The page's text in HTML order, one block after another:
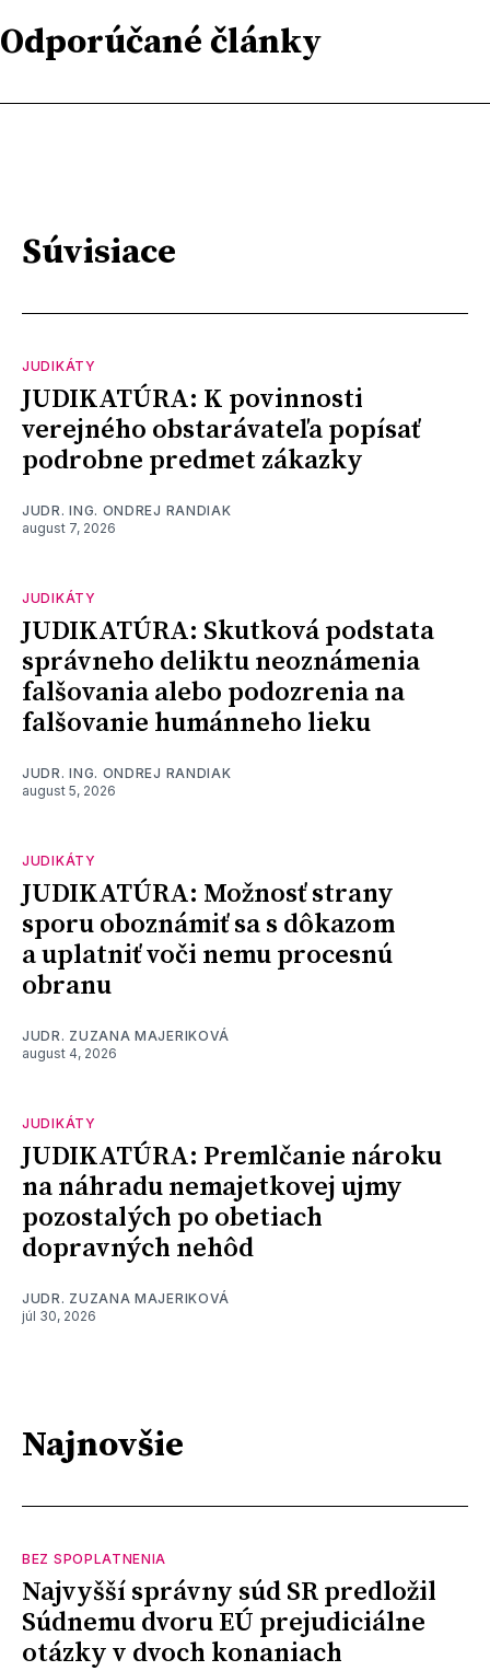
Odporúčané články
Súvisiace
JUDIKÁTY
JUDIKATÚRA: K povinnosti
verejného obstarávateľa popísať
podrobne predmet zákazky
JUDR. ING. ONDREJ RANDIAK
august 7, 2026
JUDIKÁTY
JUDIKATÚRA: Skutková podstata
správneho deliktu neoznámenia
falšovania alebo podozrenia na
falšovanie humánneho lieku
JUDR. ING. ONDREJ RANDIAK
august 5, 2026
JUDIKÁTY
JUDIKATÚRA: Možnosť strany
sporu oboznámiť sa s dôkazom
a uplatniť voči nemu procesnú
obranu
JUDR. ZUZANA MAJERIKOVÁ
august 4, 2026
JUDIKÁTY
JUDIKATÚRA: Premlčanie nároku
na náhradu nemajetkovej ujmy
pozostalých po obetiach
dopravných nehôd
JUDR. ZUZANA MAJERIKOVÁ
júl 30, 2026
Najnovšie
BEZ SPOPLATNENIA
Najvyšší správny súd SR predložil
Súdnemu dvoru EÚ prejudiciálne
otázky v dvoch konaniach